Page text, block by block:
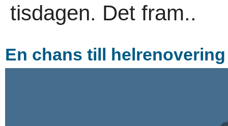
tisdagen. Det fram..
En chans till helrenovering